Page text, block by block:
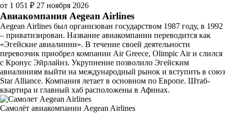
от 1 051 ₽ 27 ноября 2026
Авиакомпания Aegean Airlines
Aegean Airlines был организован государством 1987 году, в 1992
– приватизирован. Название авиакомпании переводится как
«Эгейские авиалинии». В течение своей деятельности
перевозчик приобрел компании Air Greece, Olimpic Air и слился
с Кронус Эйрлайнз. Укрупнение позволило Эгейским
авиалиниям выйти на международный рынок и вступить в союз
Star Alliance. Компания летает в основном по Европе. Штаб-
квартира и главный хаб расположены в Афинах.
Самолёт авиакомпании Aegean Airlines